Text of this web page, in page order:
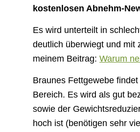
kostenlosen Abnehm-
Es wird unterteilt in
deutlich überwiegt und mit
meinem Beitrag: Warum
Braunes Fettgewebe
Bereich. Es wird als gut
sowie der
hoch ist (benötigen sehr